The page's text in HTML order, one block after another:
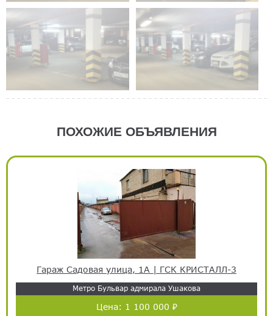
ПОХОЖИЕ ОБЪЯВЛЕНИЯ
Гараж Садовая улица, 1А | ГСК КРИСТАЛЛ-3
Метро Бульвар адмирала Ушакова
Цена: 1 100 000 ₽